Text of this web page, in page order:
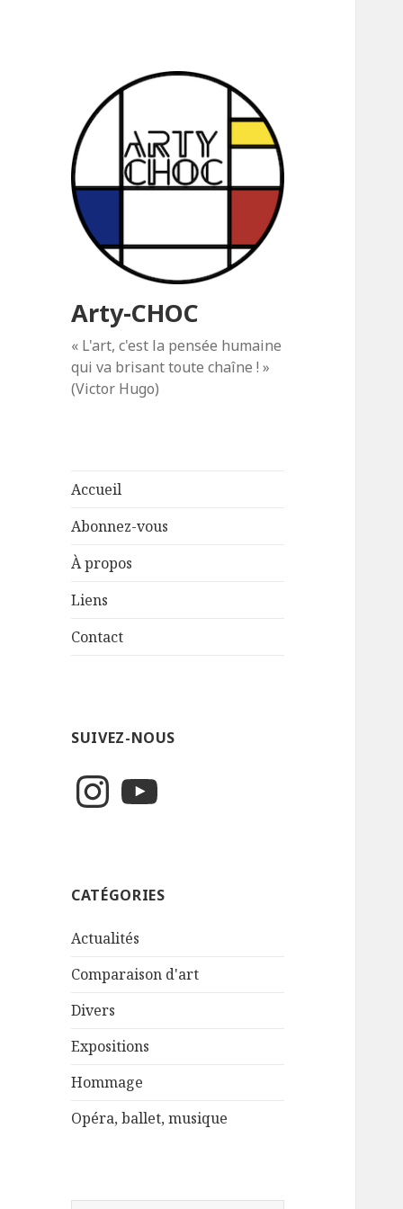
Arty-CHOC
« L'art, c'est la pensée humaine
qui va brisant toute chaîne ! »
(Victor Hugo)
Accueil
Abonnez-vous
À propos
Liens
Contact
SUIVEZ-NOUS
InstagramYouTube
CATÉGORIES
Actualités
Comparaison d'art
Divers
Expositions
Hommage
Opéra, ballet, musique